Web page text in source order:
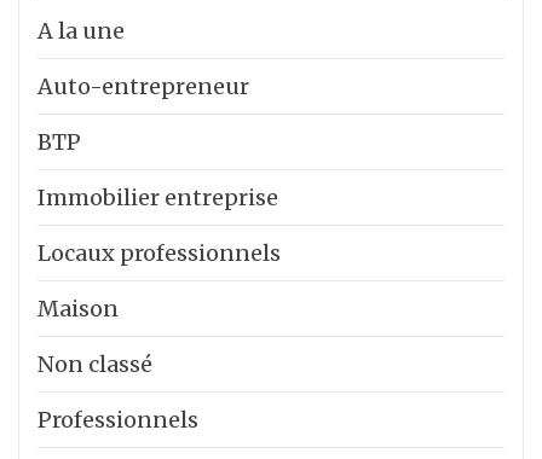
A la une
Auto-entrepreneur
BTP
Immobilier entreprise
Locaux professionnels
Maison
Non classé
Professionnels